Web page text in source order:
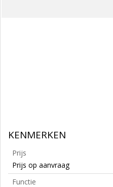
KENMERKEN
Prijs
Prijs op aanvraag
Functie